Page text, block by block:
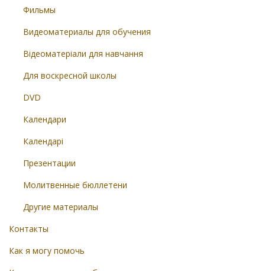
Фильмы
Видеоматериалы для обучения
Відеоматеріали для навчання
Для воскресной школы
DVD
Календари
Календарі
Презентации
Молитвенные бюллетени
Другие материалы
Контакты
Как я могу помочь